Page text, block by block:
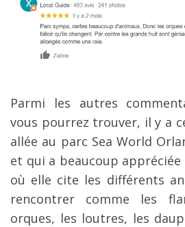
Parmi les autres
vous pourrez trouver, il y a
allée au parc Sea World
et qui a beaucoup
où elle cite les différents
rencontrer comme les
orques, les loutres, les